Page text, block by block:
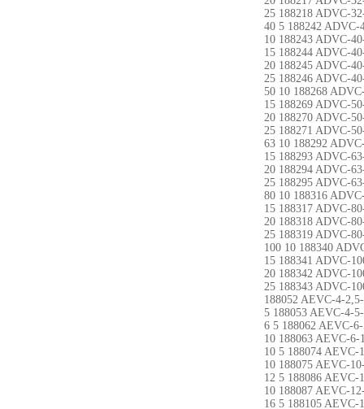
25 188218 ADVC-
40 5 188242
10 188243 ADVC-
15 188244 ADVC-
20 188245 ADVC-
25 188246 ADVC-
50 10 188268
15 188269 ADVC-
20 188270 ADVC-
25 188271 ADVC-
63 10 188292
15 188293 ADVC-
20 188294 ADVC-
25 188295 ADVC-
80 10 188316
15 188317 ADVC-
20 188318 ADVC-
25 188319 ADVC-
100 10 188340
15 188341 ADVC-
20 188342 ADVC-
25 188343 ADVC-
188052 AEVC-4-
5 188053 AEVC-4-
6 5 188062 AEVC-
10 188063 AEVC-
10 5 188074 AEVC-
10 188075 AEVC-
12 5 188086
10 188087 AEVC-
16 5 188105